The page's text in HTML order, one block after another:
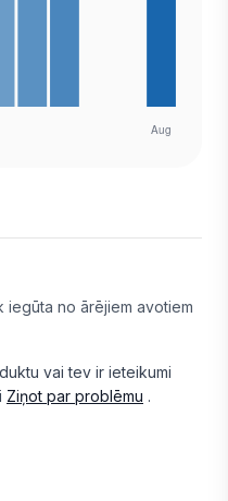
iegūta no ārējiem avotiem
vai tev ir ieteikumi
Ziņot par problēmu .